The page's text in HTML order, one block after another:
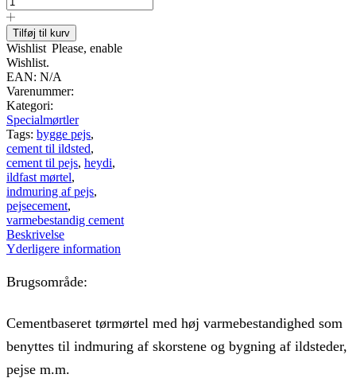
Mørtel
antal
Tilføj til kurv
Wishlist Please, enable
Wishlist.
EAN: N/A
Varenummer:
Kategori:
Specialmørtler
Tags: bygge pejs,
cement til ildsted,
cement til pejs, heydi,
ildfast mørtel,
indmuring af pejs,
pejsecement,
varmebestandig cement
Beskrivelse
Yderligere information
Brugsområde:
Cementbaseret tørmørtel med høj varmebestandighed som
benyttes til indmuring af skorstene og bygning af ildsteder,
pejse m.m.